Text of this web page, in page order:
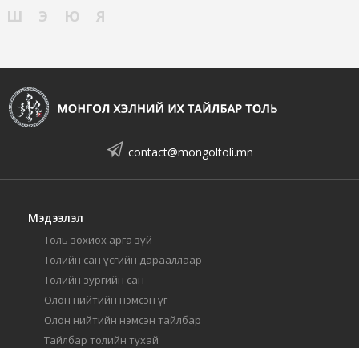
Ш
Э Ю Я
contact@mongoltoli.mn
Мэдээлэл
Толь зохиох арга зүй
Толийн сан үсгийн дарааллаар
Толийн зургийн сан
Олон нийтийн нэмсэн үг
Олон нийтийн нэмсэн тайлбар
Тайлбар толийн тухай